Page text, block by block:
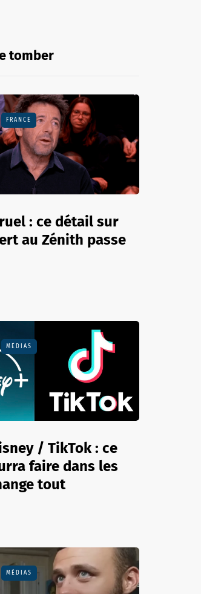
tomber
FRANCE
: ce détail sur
au Zénith passe
MÉDIAS
/ TikTok : ce
faire dans les
tout
MÉDIAS